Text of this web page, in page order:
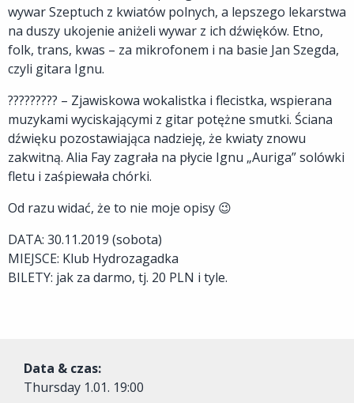
wywar Szeptuch z kwiatów polnych, a lepszego lekarstwa
na duszy ukojenie aniżeli wywar z ich dźwięków. Etno,
folk, trans, kwas – za mikrofonem i na basie Jan Szegda,
czyli gitara Ignu.
????????? – Zjawiskowa wokalistka i flecistka, wspierana
muzykami wyciskającymi z gitar potężne smutki. Ściana
dźwięku pozostawiająca nadzieję, że kwiaty znowu
zakwitną. Alia Fay zagrała na płycie Ignu „Auriga” solówki
fletu i zaśpiewała chórki.
Od razu widać, że to nie moje opisy 😉
DATA: 30.11.2019 (sobota)
MIEJSCE: Klub Hydrozagadka
BILETY: jak za darmo, tj. 20 PLN i tyle.
Data & czas:
Thursday 1.01. 19:00